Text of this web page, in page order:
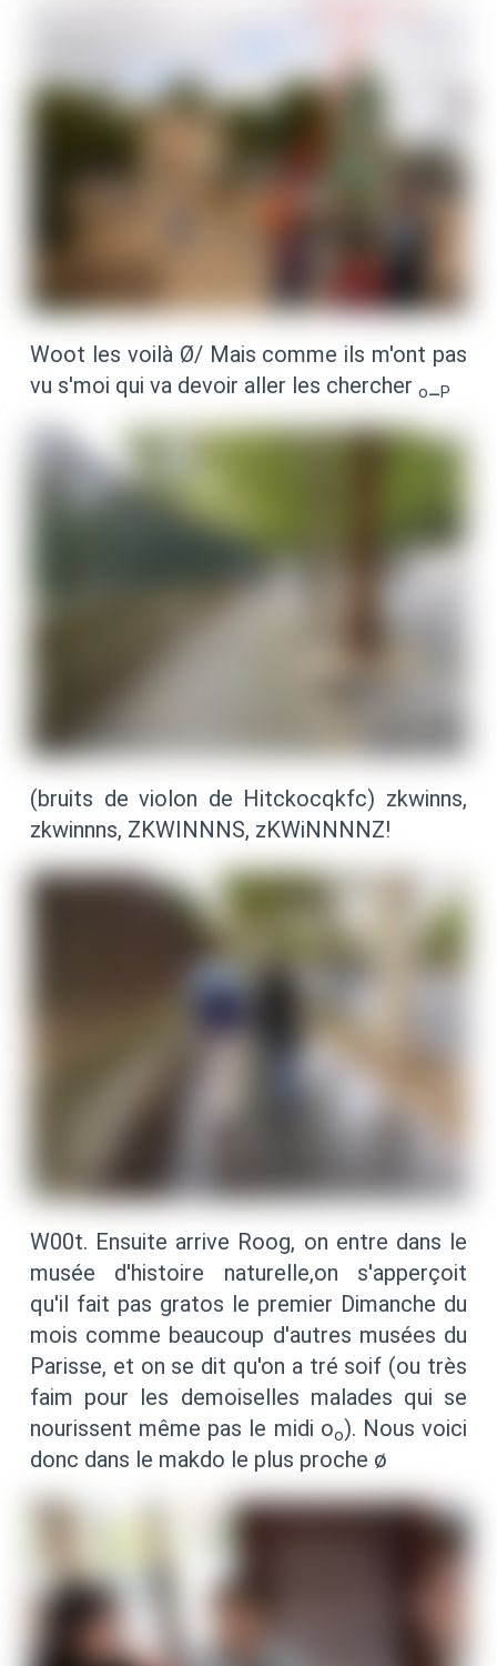
Woot les voilà Ø/ Mais comme ils m'ont pas
vu s'moi qui va devoir aller les chercher o P
(bruits de violon de Hitckocqkfc) zkwinns,
zkwinnns, ZKWINNNS, zKWiNNNNZ!
W00t. Ensuite arrive Roog, on entre dans le
musée d'histoire naturelle,on s'apperçoit
qu'il fait pas gratos le premier Dimanche du
mois comme beaucoup d'autres musées du
Parisse, et on se dit qu'on a tré soif (ou très
faim pour les demoiselles malades qui se
nourissent même pas le midi oo). Nous voici
donc dans le makdo le plus proche ø